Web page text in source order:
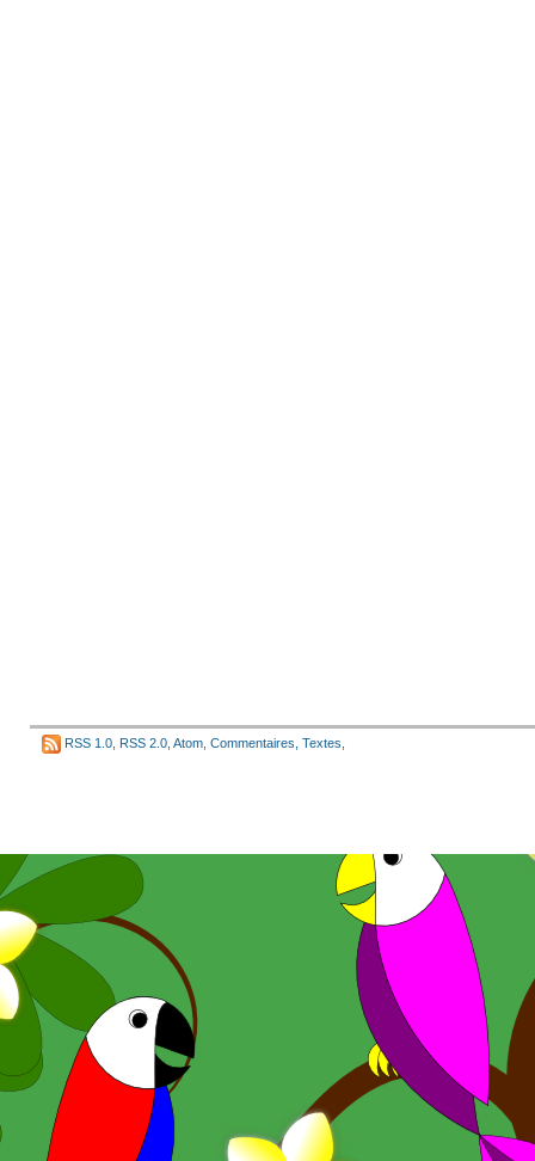
RSS 1.0 RSS 2.0 Atom Commentaires Textes